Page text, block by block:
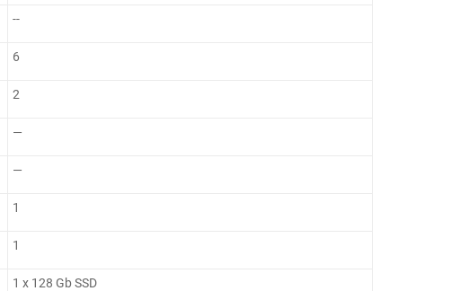
--
6
2
—
—
1
1
1 x 128 Gb SSD